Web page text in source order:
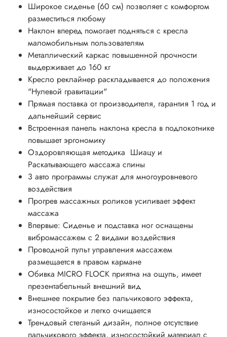
Широкое сиденье (60 см) позволяет с комфортом
разместиться любому
Наклон вперед помогает подняться с кресла
маломобильным пользователям
Металлический каркас повышенной прочности
выдерживает до 160 кг
Кресло реклайнер раскладывается до положения
"Нулевой гравитации"
Прямая поставка от производителя, гарантия 1 год и
дальнейший сервис
Встроенная панель наклона кресла в подлокотнике
повышает эргономику
Оздоровляющая методика Шиацу и
Раскатывающего массажа спины
3 авто программы служат для многоуровневого
воздействия
Прогрев массажных роликов усиливает эффект
массажа
Впервые: Сиденье и подставка ног оснащены
вибромассажем с 2 видами воздействия
Проводной пульт управления массажем
размещается в правом кармане
Обивка MICRO FLOCK приятна на ощупь, имеет
презентабельный внешний вид
Внешнее покрытие без пальчикового эффекта,
износостойкое и легко очищается
Трендовый стеганый дизайн, полное отсутствие